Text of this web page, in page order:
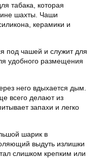
табака, которая
шахты. Чаши
керамики и
под чашей и служит для
удобного размещения
него вдыхается дым.
всего делают из
запахи и легко
шарик в
выдуть излишки
слишком крепким или